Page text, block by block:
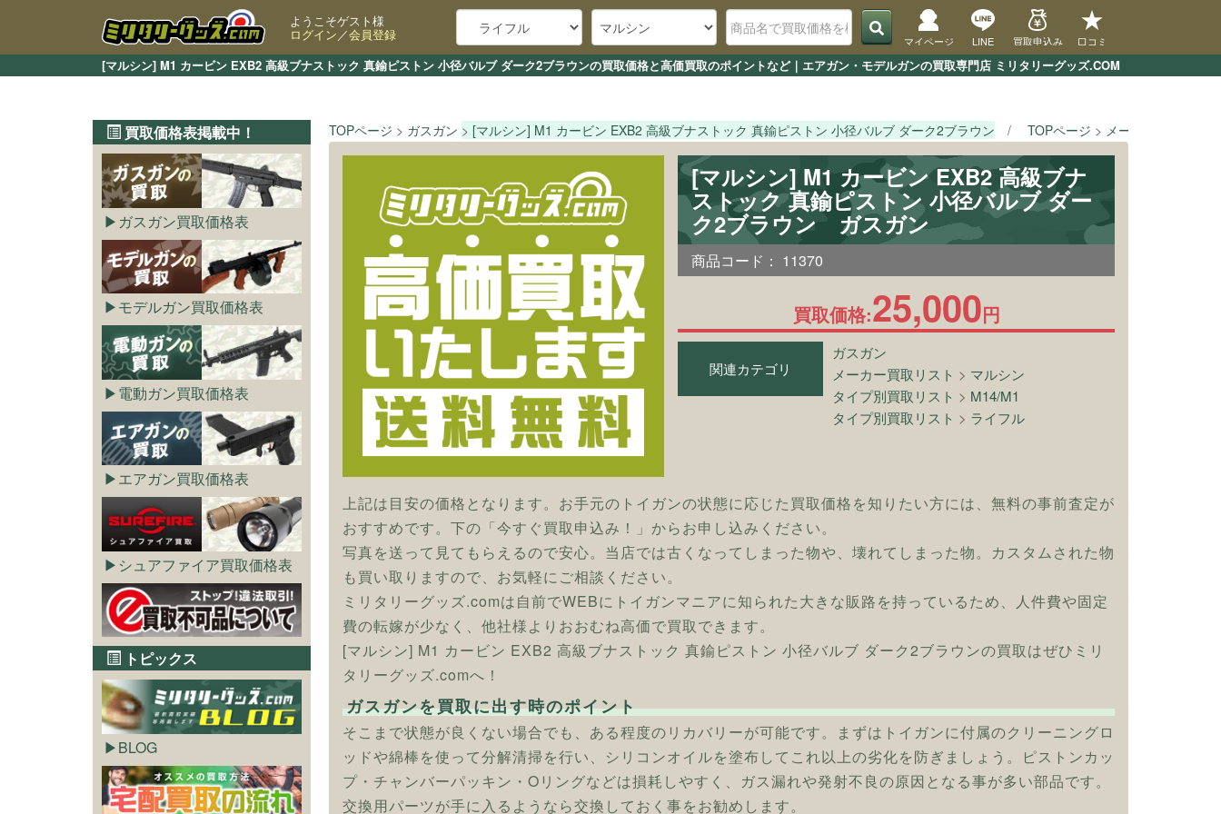
[マルシン] M1 カービン EXB2 高級ブナストック 真鍮ピストン 小径バルブ ダーク2ブラウンの買取価格と高価買取のポイントなど｜エアガン・モデルガンの買取専門店 ミリタリーグッズ.COM
ようこそゲスト様
ログイン／会員登録 マイページ LINE 買取申込み 口コミ
TOPページ ガスガン [マルシン] M1 カービン EXB2 高級ブナストック 真鍮ピストン 小径バルブ ダーク2ブラウン TOPページ メーカー買取リスト
[マルシン] M1 カービン EXB2 高級ブナ
ストック 真鍮ピストン 小径バルブ ダー
ク2ブラウン ガスガン
商品コード： 11370
買取価格:25,000円
関連カテゴリ
ガスガン
メーカー買取リスト > マルシン
タイプ別買取リスト > M14/M1
タイプ別買取リスト > ライフル
上記は目安の価格となります。お手元のトイガンの状態に応じた買取価格を知りたい方には、無料の事前査定が
おすすめです。下の「今すぐ買取申込み！」からお申し込みください。
写真を送って見てもらえるので安心。当店では古くなってしまった物や、壊れてしまった物。カスタムされた物
も買い取りますので、お気軽にご相談ください。
ミリタリーグッズ.comは自前でWEBにトイガンマニアに知られた大きな販路を持っているため、人件費や固定
費の転嫁が少なく、他社様よりおおむね高価で買取できます。
[マルシン] M1 カービン EXB2 高級ブナストック 真鍮ピストン 小径バルブ ダーク2ブラウンの買取はぜひミリ
タリーグッズ.comへ！
ガスガンを買取に出す時のポイント
そこまで状態が良くない場合でも、ある程度のリカバリーが可能です。まずはトイガンに付属のクリーニングロ
ッドや綿棒を使って分解清掃を行い、シリコンオイルを塗布してこれ以上の劣化を防ぎましょう。ピストンカッ
プ・チャンバーパッキン・Oリングなどは損耗しやすく、ガス漏れや発射不良の原因となる事が多い部品です。
交換用パーツが手に入るようなら交換しておく事をお勧めします。
買取価格表掲載中！
ガスガン買取価格表
モデルガン買取価格表
電動ガン買取価格表
エアガン買取価格表
シュアファイア買取価格表
トピックス
BLOG